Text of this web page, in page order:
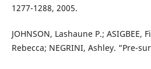
1277-1288, 2005.
JOHNSON, Lashaune P.; ASIGBEE,
Rebecca; NEGRINI, Ashley. “Pre-